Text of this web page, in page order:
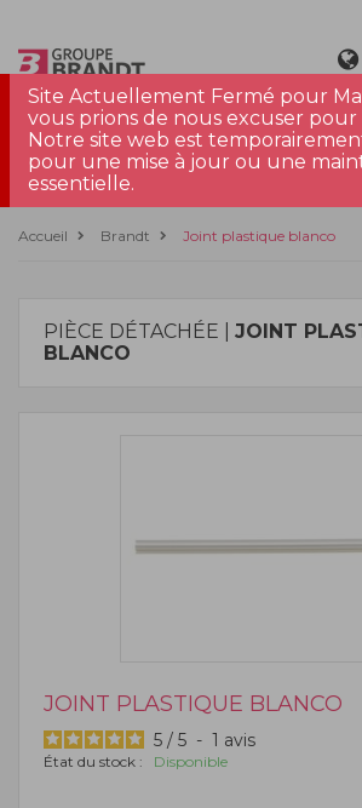
Site Actuellement Fermé pour
vous prions de nous excuser
Notre site web est
pour une mise à jour ou une
essentielle.
Accueil Brandt Joint plastique blanco
PIÈCE DÉTACHÉE | JOINT
BLANCO
JOINT PLASTIQUE BLANCO
5 / 5 - 1 avis
État du stock : Disponible